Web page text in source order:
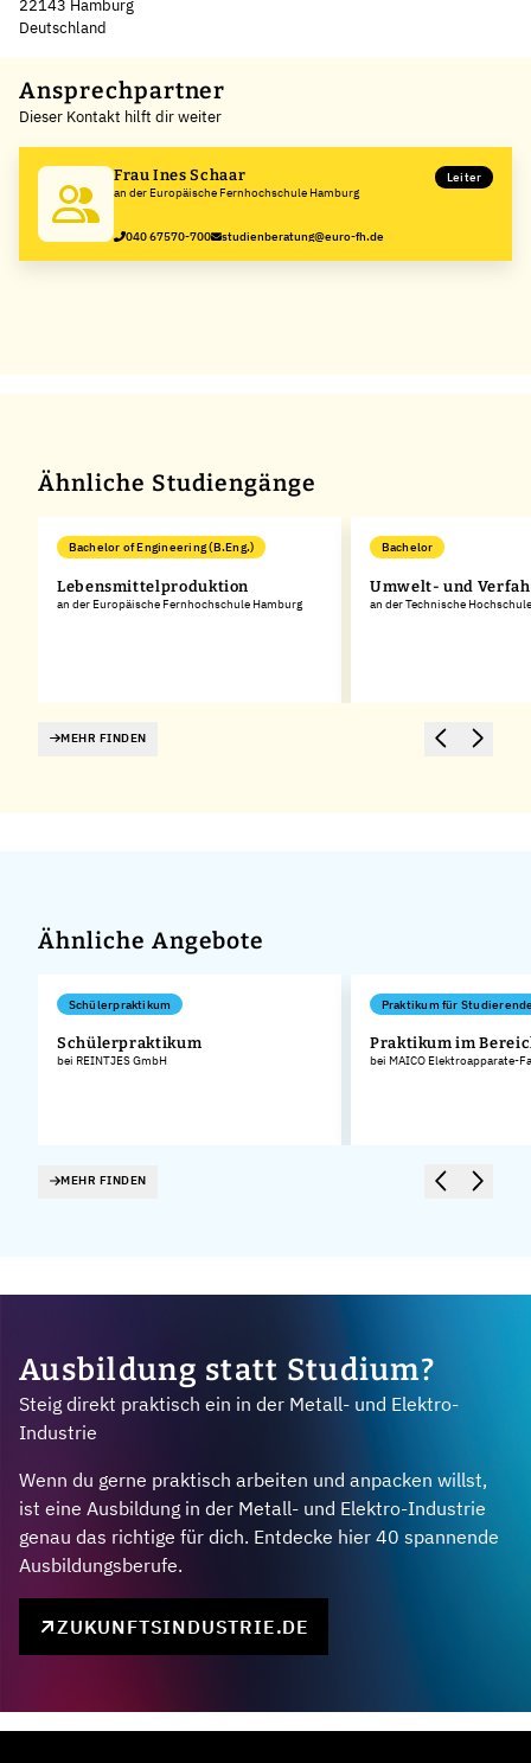
22143 Hamburg
Deutschland
+
−
Ansprechpartner
Dieser Kontakt hilft dir weiter
Frau Ines Schaar
an der Europäische Fernhochschule Hamburg
Leiter
040 67570-700 studienberatung@euro-fh.de
Ähnliche Studiengänge
Bachelor of Engineering (B.Eng.)
Lebensmittelproduktion
an der Europäische Fernhochschule Hamburg
Bachelor
Umwelt- und
an der Technische
MEHR FINDEN
Ähnliche Angebote
Schülerpraktikum
Schülerpraktikum
bei REINTJES GmbH
Praktikum für
Praktikum im
bei MAICO Elektroapparate-
MEHR FINDEN
Ausbildung statt Studium?
Steig direkt praktisch ein in der Metall- und Elektro-
Industrie
Wenn du gerne praktisch arbeiten und anpacken willst,
ist eine Ausbildung in der Metall- und Elektro-Industrie
genau das richtige für dich. Entdecke hier 40 spannende
Ausbildungsberufe.
ZUKUNFTSINDUSTRIE.DE